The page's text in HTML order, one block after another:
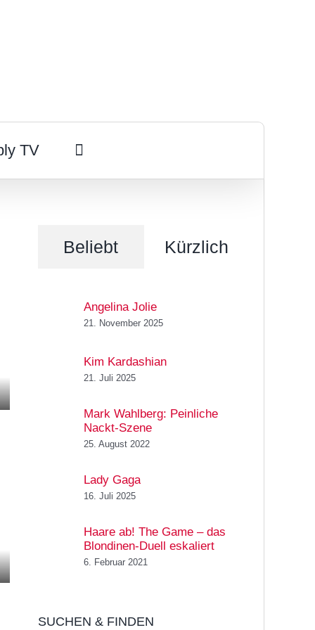
TV
Beliebt Kürzlich
Angelina Jolie
21. November 2025
Kim Kardashian
21. Juli 2025
Mark Wahlberg: Peinliche
Nackt-Szene
25. August 2022
Lady Gaga
16. Juli 2025
Haare ab! The Game – das
Blondinen-Duell eskaliert
6. Februar 2021
SUCHEN & FINDEN